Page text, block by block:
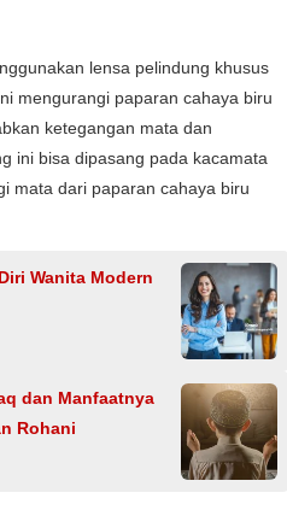
lensa pelindung khusus
mengurangi paparan cahaya biru
ketegangan mata dan
ini bisa dipasang pada kacamata
mata dari paparan cahaya biru
Wanita Modern
dan Manfaatnya
Rohani